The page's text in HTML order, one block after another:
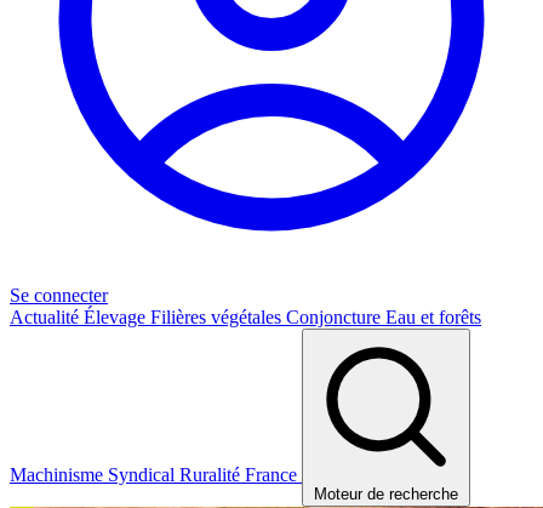
Se connecter
Actualité Élevage Filières végétales Conjoncture Eau et forêts
Machinisme Syndical Ruralité France
Moteur de recherche